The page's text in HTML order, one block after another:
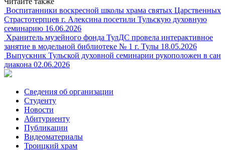
Воспитанники воскресной школы храма святых Царственных
Страстотерпцев г. Алексина посетили Тульскую духовную
семинарию 16.06.2026
Хранитель музейного фонда ТулДС провела интерактивное
занятие в модельной библиотеке № 1 г. Тулы 18.05.2026
Выпускник Тульской духовной семинарии рукоположен в сан
диакона 02.06.2026
Сведения об организации
Студенту
Новости
Абитуриенту
Публикации
Видеоматериалы
Троицкий храм